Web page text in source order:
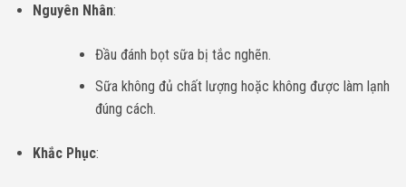
Nguyên Nhân:
Đầu đánh bọt sữa bị tắc nghẽn.
Sữa không đủ chất lượng hoặc không được làm lạnh
đúng cách.
Khắc Phục: